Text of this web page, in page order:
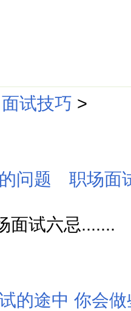
面试技巧 >
问题 职场面
面试六忌.......
的途中 你会